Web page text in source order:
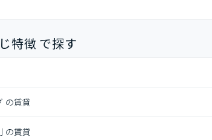
特徴 で探す
の賃貸
の賃貸